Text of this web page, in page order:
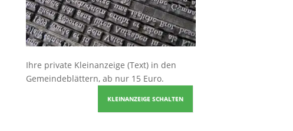
Ihre private Kleinanzeige (Text) in den
Gemeindeblättern, ab nur 15 Euro.
KLEINANZEIGE SCHALTEN